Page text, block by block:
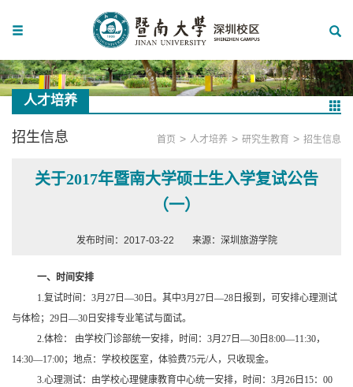
人才培养
招生信息 首页 > 人才培养 > 研究生教育 > 招生信息
关于2017年暨南大学硕士生入学复试公告
（一）
发布时间：2017-03-22 来源：深圳旅游学院
一、时间安排
1.复试时间：3月27日—30日。其中3月27日—28日报到，可安排心理测试
与体检；29日—30日安排专业笔试与面试。
2.体检： 由学校门诊部统一安排，时间：3月27日—30日8:00—11:30，
14:30—17:00；地点：学校校医室，体验费75元/人，只收现金。
3.心理测试：由学校心理健康教育中心统一安排，时间：3月26日15：00